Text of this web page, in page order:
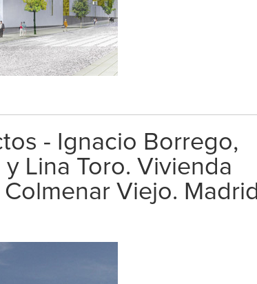
- Ignacio Borrego,
Lina Toro. Vivienda
Viejo. Madrid